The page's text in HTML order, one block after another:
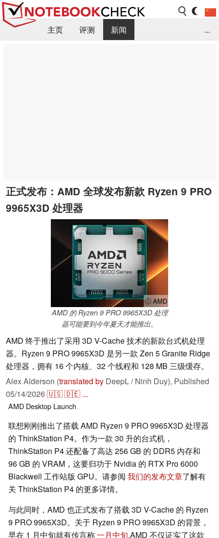
主页 评测
新闻
...
正式发布：AMD 全球发布新款 Ryzen 9 PRO
9965X3D 处理器
ⓘ AMD
AMD 的 Ryzen 9 PRO 9965X3D 处理
器可能要到今年夏天才能推出。
AMD 终于推出了采用 3D V-Cache 技术的新款台式机处理
器。Ryzen 9 PRO 9965X3D 是另一款 Zen 5 Granite Ridge
处理器，拥有 16 个内核、32 个线程和 128 MB 三级缓存。
Alex Alderson (translated by DeepL / Ninh Duy), Published
05/14/2026🇺🇸🇩🇪 ...
AMD Desktop Launch
联想刚刚推出了搭载 AMD Ryzen 9 PRO 9965X3D 处理器
的 ThinkStation P4。作为一款 30 升的台式机，
ThinkStation P4 还配备了高达 256 GB 的 DDR5 内存和
96 GB 的 VRAM，这要归功于 Nvidia 的 RTX Pro 6000
Blackwell 工作站版 GPU。请参阅 我们的发布文章了解有
关 ThinkStation P4 的更多详情。
与此同时，AMD 也正式发布了搭载 3D V-Cache 的 Ryzen
9 PRO 9965X3D。关于 Ryzen 9 PRO 9965X3D 的背景，
早在 1 月中旬就有传言称一月中旬.AMD 不仅证实了这款